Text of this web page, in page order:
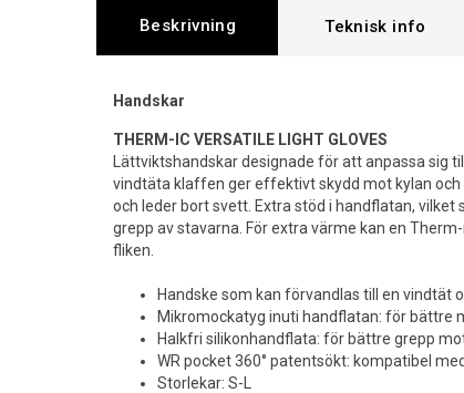
Beskrivning
Handskar
THERM-IC VERSATILE LIGHT GLOVES
Lättviktshandskar designade för att anpassa sig
vindtäta klaffen ger effektivt skydd mot kylan
och leder bort svett. Extra stöd i handflatan,
grepp av stavarna. För extra värme kan en
fliken.
Handske som kan förvandlas till en vindtät
Mikromockatyg inuti handflatan: för bättre
Halkfri silikonhandflata: för bättre grepp
WR pocket 360° patentsökt: kompatibel
Storlekar: S-L